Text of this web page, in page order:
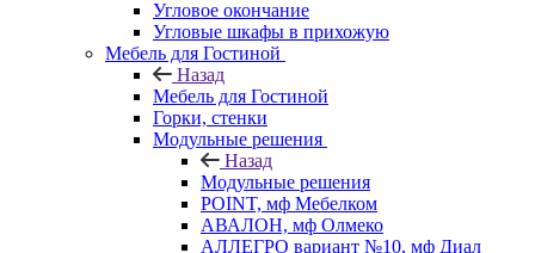
Угловое окончание
Угловые шкафы в прихожую
Мебель для Гостиной
Назад
Мебель для Гостиной
Горки, стенки
Модульные решения
Назад
Модульные решения
POINT, мф Мебелком
АВАЛОН, мф Олмеко
АЛЛЕГРО вариант №10, мф Диал